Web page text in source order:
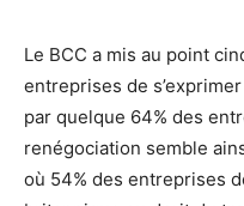
Le BCC a mis au point
entreprises de
par quelque 64% des
renégociation semble
où 54% des entreprises